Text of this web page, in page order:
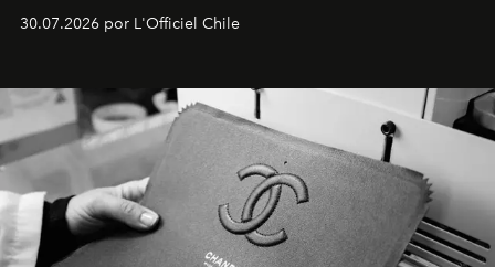
Dubray, la responsable de marketing para
Latinoamérica, sobre identidad, cultura y el valor
30.07.2026 por L'Officiel Chile